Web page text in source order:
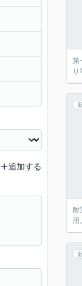
第
り
耐
用
追加する